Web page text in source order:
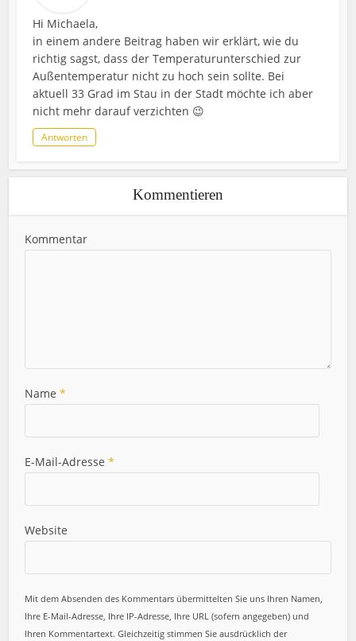
Hi Michaela,
in einem andere Beitrag haben wir erklärt, wie du
richtig sagst, dass der Temperaturunterschied zur
Außentemperatur nicht zu hoch sein sollte. Bei
aktuell 33 Grad im Stau in der Stadt möchte ich aber
nicht mehr darauf verzichten 😉
Antworten
Kommentieren
Kommentar
Name*
E-Mail-Adresse*
Website
Mit dem Absenden des Kommentars übermittelten Sie uns Ihren Namen,
Ihre E-Mail-Adresse, Ihre IP-Adresse, Ihre URL (sofern angegeben) und
Ihren Kommentartext. Gleichzeitig stimmen Sie ausdrücklich der